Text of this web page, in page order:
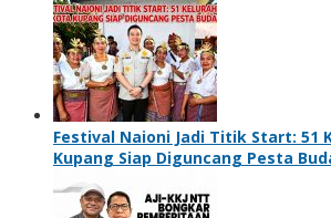
Festival Naioni Jadi Titik Start: 51
Kupang Siap Diguncang Pesta